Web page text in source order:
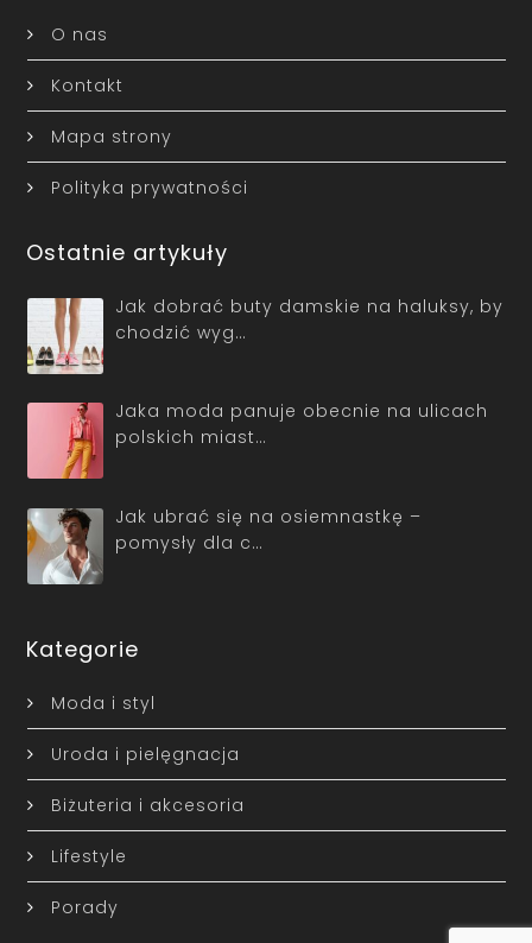
O nas
Kontakt
Mapa strony
Polityka prywatności
Ostatnie artykuły
Jak dobrać buty damskie na haluksy, by
chodzić wyg…
Jaka moda panuje obecnie na ulicach
polskich miast…
Jak ubrać się na osiemnastkę –
pomysły dla c…
Kategorie
Moda i styl
Uroda i pielęgnacja
Biżuteria i akcesoria
Lifestyle
Porady